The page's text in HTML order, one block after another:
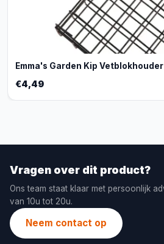
Emma's Garden Kip
€4,49
Vragen over dit product?
Ons team staat klaar met persoonlijk
van 10u tot 20u.
Neem contact op